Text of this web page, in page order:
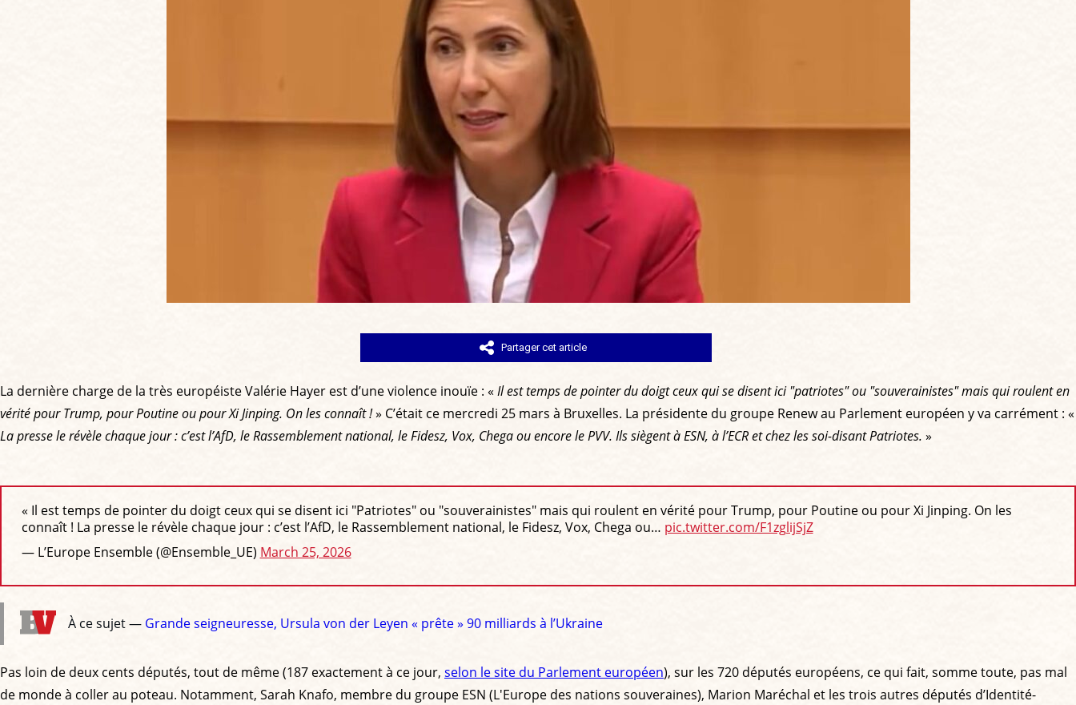
Partager cet article
La dernière charge de la très européiste Valérie Hayer est d’une violence inouïe : «Il est temps de pointer du doigt ceux qui se disent ici "patriotes" ou "souverainistes" mais qui roulent en
vérité pour Trump, pour Poutine ou pour Xi Jinping. On les connaît !» C’était ce mercredi 25 mars à Bruxelles. La présidente du groupe Renew au Parlement européen y va carrément : «
La presse le révèle chaque jour : c’est l’AfD, le Rassemblement national, le Fidesz, Vox, Chega ou encore le PVV. Ils siègent à ESN, à l’ECR et chez les soi-disant Patriotes. »
« Il est temps de pointer du doigt ceux qui se disent ici "Patriotes" ou "souverainistes" mais qui roulent en vérité pour Trump, pour Poutine ou pour Xi Jinping. On les
connaît ! La presse le révèle chaque jour : c’est l’AfD, le Rassemblement national, le Fidesz, Vox, Chega ou… pic.twitter.com/F1zglijSjZ
— L’Europe Ensemble (@Ensemble_UE) March 25, 2026
À ce sujet — Grande seigneuresse, Ursula von der Leyen « prête » 90 milliards à l’Ukraine
Pas loin de deux cents députés, tout de même (187 exactement à ce jour, selon le site du Parlement européen), sur les 720 députés européens, ce qui fait, somme toute, pas mal
de monde à coller au poteau. Notamment, Sarah Knafo, membre du groupe ESN (L'Europe des nations souveraines), Marion Maréchal et les trois autres députés d’Identité-